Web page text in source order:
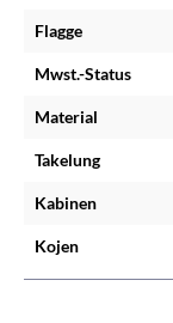
Flagge
Mwst.-Status
Material
Takelung
Kabinen
Kojen